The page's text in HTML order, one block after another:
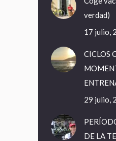
verdad)
17 julio,
CICLOS
29 julio,
DE LA